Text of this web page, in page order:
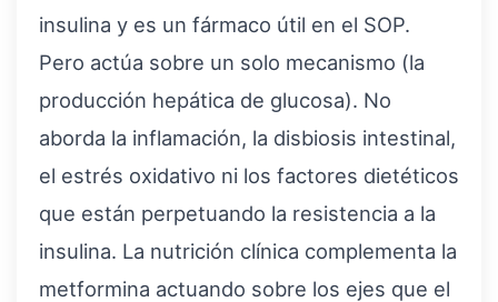
insulina y es un fármaco útil en el SOP.
Pero actúa sobre un solo mecanismo (la
producción hepática de glucosa). No
aborda la inflamación, la disbiosis intestinal,
el estrés oxidativo ni los factores dietéticos
que están perpetuando la resistencia a la
insulina. La nutrición clínica complementa la
metformina actuando sobre los ejes que el